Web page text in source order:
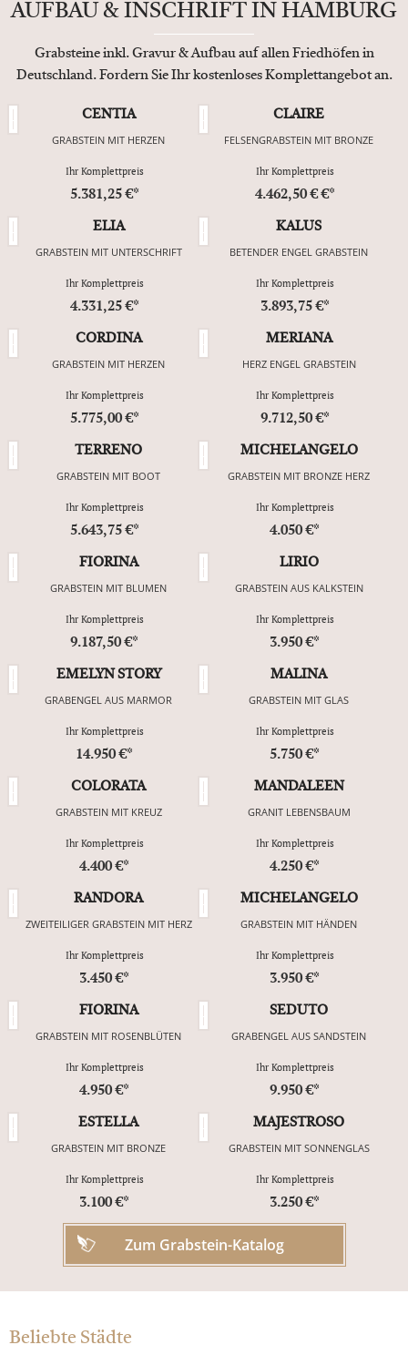
AUFBAU & INSCHRIFT IN HAMBURG
Grabsteine inkl. Gravur & Aufbau auf allen Friedhöfen in
Deutschland. Fordern Sie Ihr kostenloses Komplettangebot an.
CENTIA
GRABSTEIN MIT HERZEN
Ihr Komplettpreis
5.381,25 €*
CLAIRE
FELSENGRABSTEIN MIT BRONZE
Ihr Komplettpreis
4.462,50 € €*
ELIA
GRABSTEIN MIT UNTERSCHRIFT
Ihr Komplettpreis
4.331,25 €*
KALUS
BETENDER ENGEL GRABSTEIN
Ihr Komplettpreis
3.893,75 €*
CORDINA
GRABSTEIN MIT HERZEN
Ihr Komplettpreis
5.775,00 €*
MERIANA
HERZ ENGEL GRABSTEIN
Ihr Komplettpreis
9.712,50 €*
TERRENO
GRABSTEIN MIT BOOT
Ihr Komplettpreis
5.643,75 €*
MICHELANGELO
GRABSTEIN MIT BRONZE HERZ
Ihr Komplettpreis
4.050 €*
FIORINA
GRABSTEIN MIT BLUMEN
Ihr Komplettpreis
9.187,50 €*
LIRIO
GRABSTEIN AUS KALKSTEIN
Ihr Komplettpreis
3.950 €*
EMELYN STORY
GRABENGEL AUS MARMOR
Ihr Komplettpreis
14.950 €*
MALINA
GRABSTEIN MIT GLAS
Ihr Komplettpreis
5.750 €*
COLORATA
GRABSTEIN MIT KREUZ
Ihr Komplettpreis
4.400 €*
MANDALEEN
GRANIT LEBENSBAUM
Ihr Komplettpreis
4.250 €*
RANDORA
ZWEITEILIGER GRABSTEIN MIT HERZ
Ihr Komplettpreis
3.450 €*
MICHELANGELO
GRABSTEIN MIT HÄNDEN
Ihr Komplettpreis
3.950 €*
FIORINA
GRABSTEIN MIT ROSENBLÜTEN
Ihr Komplettpreis
4.950 €*
SEDUTO
GRABENGEL AUS SANDSTEIN
Ihr Komplettpreis
9.950 €*
ESTELLA
GRABSTEIN MIT BRONZE
Ihr Komplettpreis
3.100 €*
MAJESTROSO
GRABSTEIN MIT SONNENGLAS
Ihr Komplettpreis
3.250 €*
Zum Grabstein-Katalog
Beliebte Städte